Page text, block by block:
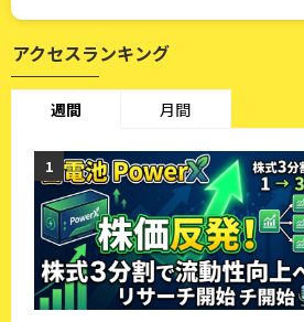
アクセスランキング
週間 月間